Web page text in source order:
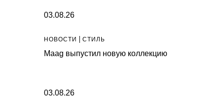
03.08.26
НОВОСТИ СТИЛЬ
Maag выпустил новую коллекцию
03.08.26